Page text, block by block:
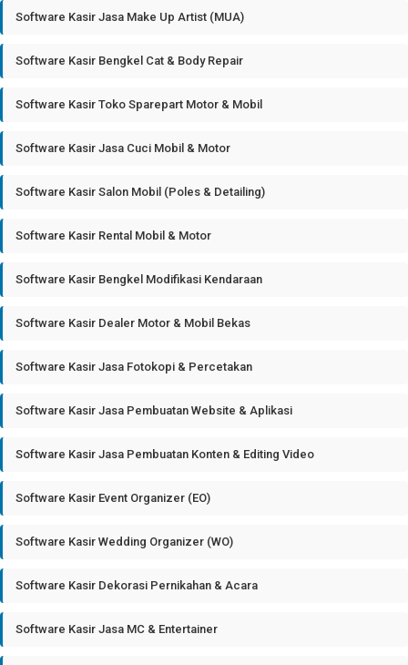
Software Kasir Jasa Make Up Artist (MUA)
Software Kasir Bengkel Cat & Body Repair
Software Kasir Toko Sparepart Motor & Mobil
Software Kasir Jasa Cuci Mobil & Motor
Software Kasir Salon Mobil (Poles & Detailing)
Software Kasir Rental Mobil & Motor
Software Kasir Bengkel Modifikasi Kendaraan
Software Kasir Dealer Motor & Mobil Bekas
Software Kasir Jasa Fotokopi & Percetakan
Software Kasir Jasa Pembuatan Website & Aplikasi
Software Kasir Jasa Pembuatan Konten & Editing Video
Software Kasir Event Organizer (EO)
Software Kasir Wedding Organizer (WO)
Software Kasir Dekorasi Pernikahan & Acara
Software Kasir Jasa MC & Entertainer